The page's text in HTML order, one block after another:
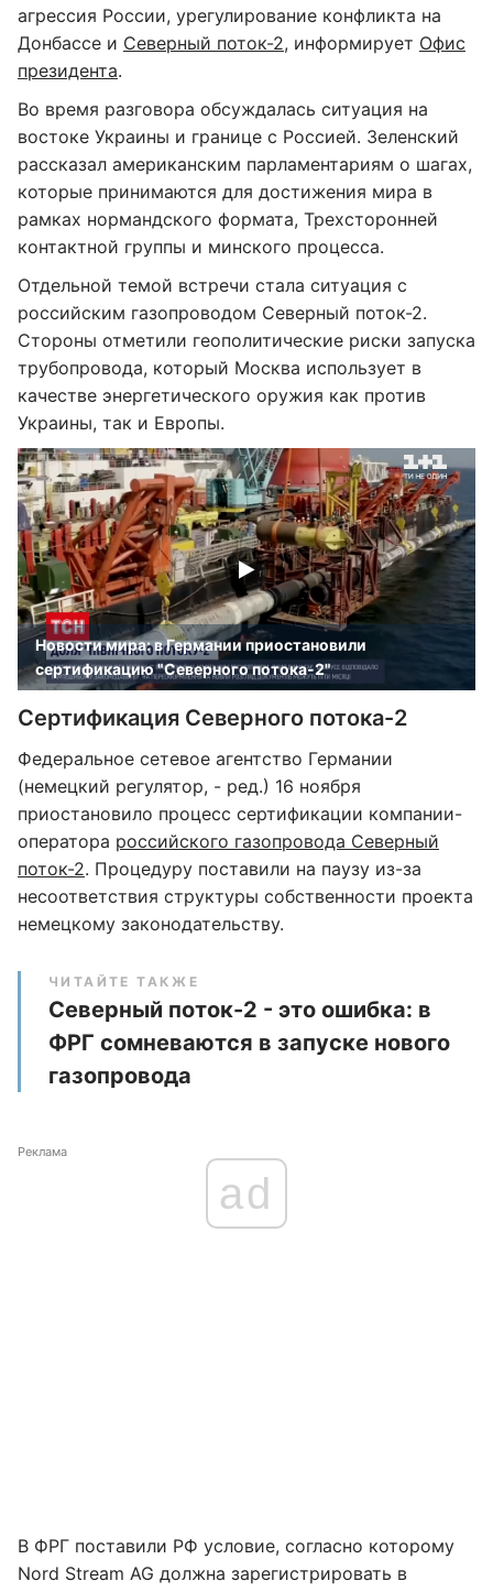
агрессия России, урегулирование конфликта на
Донбассе и Северный поток-2, информирует Офис
президента.
Во время разговора обсуждалась ситуация на
востоке Украины и границе с Россией. Зеленский
рассказал американским парламентариям о шагах,
которые принимаются для достижения мира в
рамках нормандского формата, Трехсторонней
контактной группы и минского процесса.
Отдельной темой встречи стала ситуация с
российским газопроводом Северный поток-2.
Стороны отметили геополитические риски запуска
трубопровода, который Москва использует в
качестве энергетического оружия как против
Украины, так и Европы.
Новости мира: в Германии приостановили
сертификацию "Северного потока-2"
Сертификация Северного потока-2
Федеральное сетевое агентство Германии
(немецкий регулятор, - ред.) 16 ноября
приостановило процесс сертификации компании-
оператора российского газопровода Северный
поток-2. Процедуру поставили на паузу из-за
несоответствия структуры собственности проекта
немецкому законодательству.
ЧИТАЙТЕ ТАКЖЕ
Северный поток-2 - это ошибка: в
ФРГ сомневаются в запуске нового
газопровода
Реклама
ad
В ФРГ поставили РФ условие, согласно которому
Nord Stream AG должна зарегистрировать в